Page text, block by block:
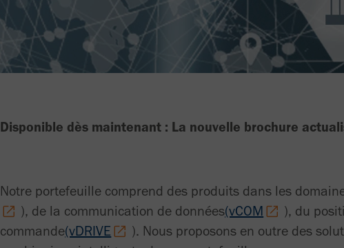
Disponible dès maintenant : La nouvelle brochure
Notre portefeuille comprend des produits dans les
), de la communication de données(vCOM ), du
commande(vDRIVE ). Nous proposons en outre des